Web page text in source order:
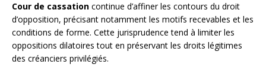
Cour de cassation continue d’affiner les contours du droit
d’opposition, précisant notamment les motifs recevables et les
conditions de forme. Cette jurisprudence tend à limiter les
oppositions dilatoires tout en préservant les droits légitimes
des créanciers privilégiés.